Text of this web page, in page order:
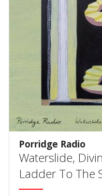
Porridge Radio
Waterslide,
Ladder To The